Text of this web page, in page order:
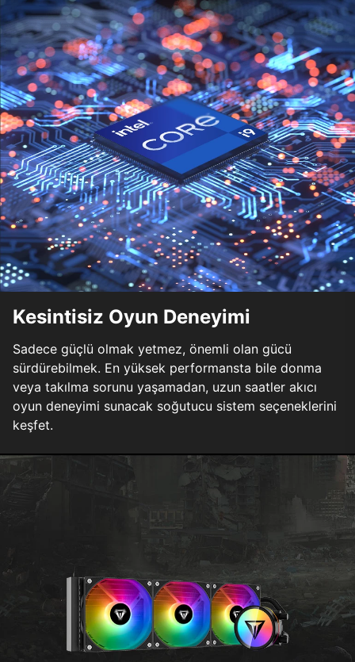
Kesintisiz Oyun Deneyimi
Sadece güçlü olmak yetmez, önemli olan gücü
sürdürebilmek. En yüksek performansta bile donma
veya takılma sorunu yaşamadan, uzun saatler akıcı
oyun deneyimi sunacak soğutucu sistem seçeneklerini
keşfet.